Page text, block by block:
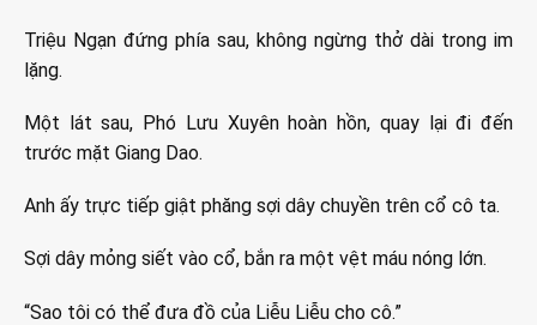
Triệu Ngạn đứng phía sau, không ngừng thở dài trong im
lặng.
Một lát sau, Phó Lưu Xuyên hoàn hồn, quay lại đi đến
trước mặt Giang Dao.
Anh ấy trực tiếp giật phăng sợi dây chuyền trên cổ cô ta.
Sợi dây mỏng siết vào cổ, bắn ra một vệt máu nóng lớn.
“Sao tôi có thể đưa đồ của Liễu Liễu cho cô.”